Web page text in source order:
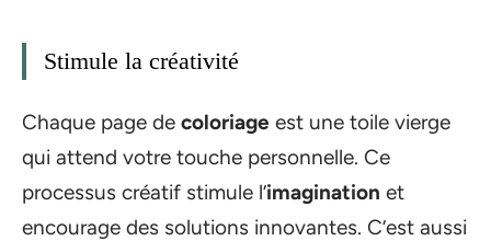
Stimule la créativité
Chaque page de coloriage est une toile vierge
qui attend votre touche personnelle. Ce
processus créatif stimule l’imagination et
encourage des solutions innovantes. C’est aussi